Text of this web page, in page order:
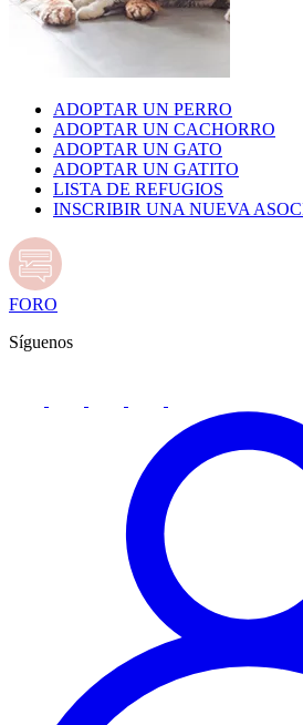
ADOPTAR UN PERRO
ADOPTAR UN CACHORRO
ADOPTAR UN GATO
ADOPTAR UN GATITO
LISTA DE REFUGIOS
INSCRIBIR UNA NUEVA
FORO
Síguenos